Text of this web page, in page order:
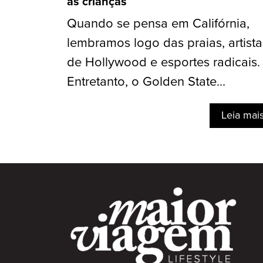
Quando se pensa em Califórnia,
lembramos logo das praias,
de Hollywood e esportes radicais.
Entretanto, o Golden State...
Leia